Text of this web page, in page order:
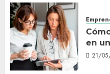
en
21/